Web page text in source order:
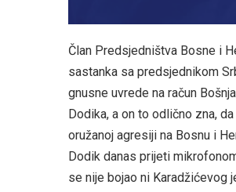
Član Predsjedništva Bosne i
sastanka sa predsjednikom
gnusne uvrede na račun
Dodika, a on to odlično zna,
oružanoj agresiji na Bosnu i
Dodik danas prijeti
se nije bojao ni Karadžićevog